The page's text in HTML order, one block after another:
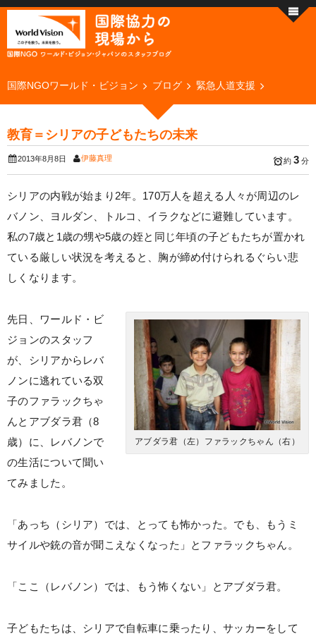
国際NGOワールド・ビジョン ブログ 緊急人道支援
教育＝シリアの子どもたちの未来
2013年8月8日 伊藤真理 約 3 分
シリアの内戦が始まり2年。170万人を超える人々が周辺のレ
バノン、ヨルダン、トルコ、イラクなどに避難しています。
私の7歳と1歳の甥や5歳の姪と同じ年頃の子どもたちが置かれ
ている厳しい状況を考えると、胸が締め付けられるぐらい悲
しくなります。
アブダラ君（左）ファラックちゃん（右）
先日、ワールド・ビ
ジョンのスタッフ
が、シリアからレバ
ノンに逃れている双
子のファラックちゃ
んとアブダラ君（8
歳）に、レバノンで
の生活について聞い
てみました。
「あっち（シリア）では、とっても怖かった。でも、もうミ
サイルや銃の音が聞こえなくなった」とファラックちゃん。
「ここ（レバノン）では、もう怖くない」とアブダラ君。
子どもたちは、シリアで自転車に乗ったり、サッカーをして